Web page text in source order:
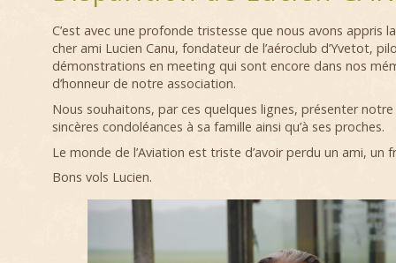
C’est avec une profonde tristesse que nous avons appris
cher ami Lucien Canu, fondateur de l’aéroclub d’Yvetot,
démonstrations en meeting qui sont encore dans nos
d’honneur de notre association.
Nous souhaitons, par ces quelques lignes, présenter
sincères condoléances à sa famille ainsi qu’à ses proches.
Le monde de l’Aviation est triste d’avoir perdu un ami, un
Bons vols Lucien.